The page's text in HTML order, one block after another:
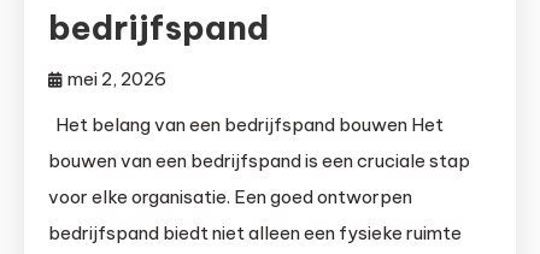
bedrijfspand
mei 2, 2026
Het belang van een bedrijfspand bouwen Het
bouwen van een bedrijfspand is een cruciale stap
voor elke organisatie. Een goed ontworpen
bedrijfspand biedt niet alleen een fysieke ruimte